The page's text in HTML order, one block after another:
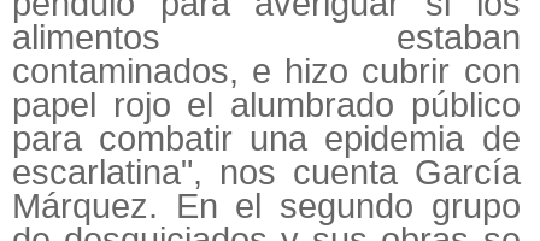
alimentos estaban
contaminados, e hizo cubrir con
papel rojo el alumbrado público
para combatir una epidemia de
escarlatina", nos cuenta García
Márquez. En el segundo grupo